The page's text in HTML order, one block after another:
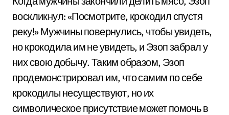
воскликнул: «Посмотрите, крокодил спустя
реку!» Мужчины повернулись, чтобы увидеть,
но крокодила им не увидеть, и Эзоп забрал у
них свою добычу. Таким образом, Эзоп
продемонстрировал им, что самим по себе
крокодилы несуществуют, но их
символическое присутствие может помочь в